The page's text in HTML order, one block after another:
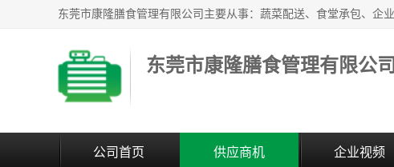
东莞市康隆膳食管理有限公司
公司首页 供应商机 企业视频